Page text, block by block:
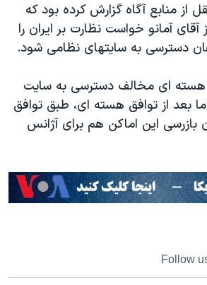
از منابع آگاه گزارش کرده بود که
آمانو خواست نظارت بر ایران را
دسترسی به سایتهای نظامی شود.
هسته ای مخالف دسترسی به سایت
بعد از توافق هسته ای، طبق توافق
بازرسی این اماکن هم برای آژانس
Follow